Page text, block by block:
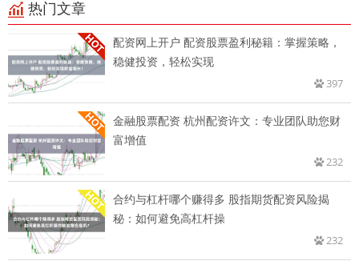
热门文章
配资网上开户 配资股票盈利秘籍：掌握策略，
稳健投资，轻松实现
397
金融股票配资 杭州配资许文：专业团队助您财
富增值
232
合约与杠杆哪个赚得多 股指期货配资风险揭
秘：如何避免高杠杆操
232